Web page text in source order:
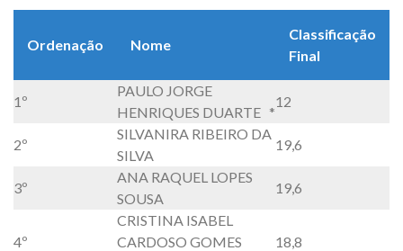
Ordenação Nome
Classificação
Final
1º
PAULO JORGE
HENRIQUES DUARTE *
12
2º
SILVANIRA RIBEIRO DA
SILVA
19,6
3º
ANA RAQUEL LOPES
SOUSA
19,6
4º
CRISTINA ISABEL
CARDOSO GOMES
18,8